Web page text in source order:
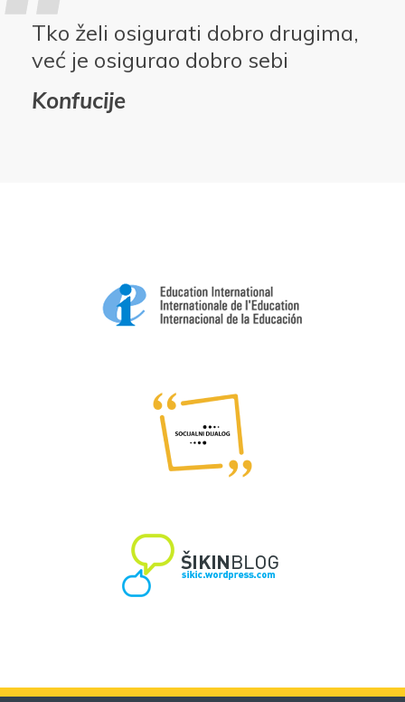
Tko želi osigurati dobro drugima,
već je osigurao dobro sebi
Konfucije